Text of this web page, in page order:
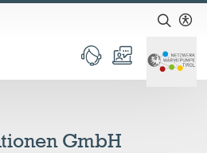
+ 1) (Alt + 3)
(Alt + 5)
GmbH